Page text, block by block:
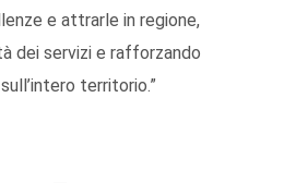
e attrarle in regione,
dei servizi e rafforzando
territorio.”